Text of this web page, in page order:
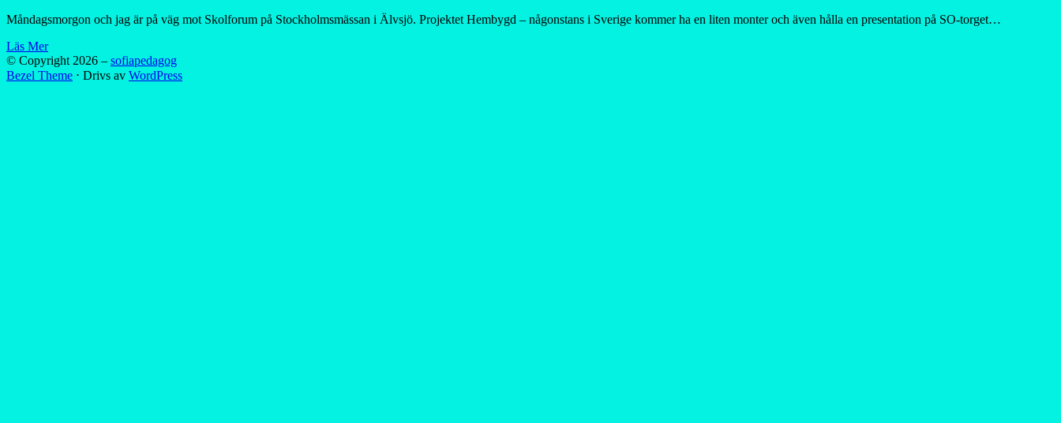
Måndagsmorgon och jag är på väg mot Skolforum på Stockholmsmässan i Älvsjö. Projektet Hembygd – någonstans i Sverige kommer ha en liten monter och även hålla en presentation på SO-torget…
Läs Mer
© Copyright 2026 – sofiapedagog
Bezel Theme ⋅ Drivs av WordPress